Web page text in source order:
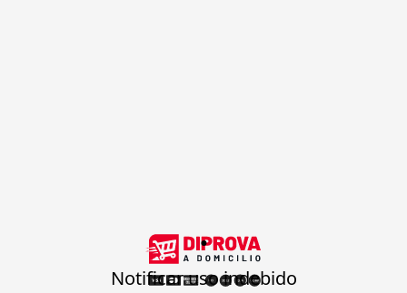
.
Notificar uso indebido